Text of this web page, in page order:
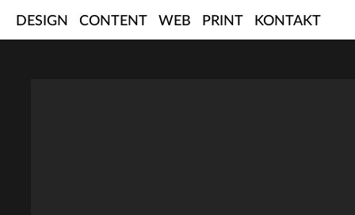
DESIGN CONTENT WEB PRINT KONTAKT